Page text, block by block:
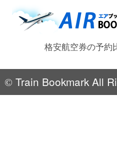
格安航空券の予約
© Train Bookmark All